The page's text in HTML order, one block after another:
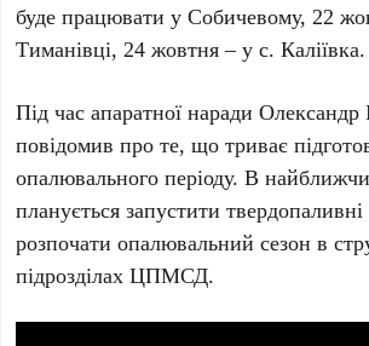
буде працювати у Собичевому, 22
Тиманівці, 24 жовтня – у с. Каліївка.
Під час апаратної наради
повідомив про те, що триває
опалювального періоду. В
планується запустити твердопаливні
розпочати опалювальний сезон в
підрозділах ЦПМСД.